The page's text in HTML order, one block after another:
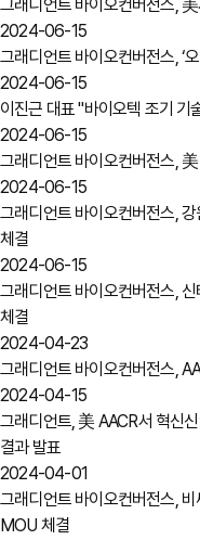
그래디언트 바이오컨버전스, 美
2024-06-15
그래디언트 바이오컨버전스, ‘
2024-06-15
이진근 대표 "바이오텍 조기 기
2024-06-15
그래디언트 바이오컨버전스,
2024-06-15
그래디언트 바이오컨버전스,
체결
2024-06-15
그래디언트 바이오컨버전스,
체결
2024-04-23
그래디언트 바이오컨버전스,
2024-04-15
그래디언트, 美 AACR서 혁신
결과 발표
2024-04-01
그래디언트 바이오컨버전스,
MOU 체결